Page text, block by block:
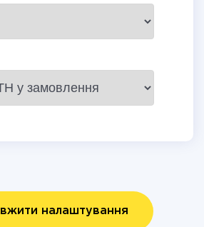
налаштування